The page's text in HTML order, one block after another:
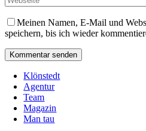
Meinen Namen, E-Mail und
speichern, bis ich wieder
Klönstedt
Agentur
Team
Magazin
Man tau